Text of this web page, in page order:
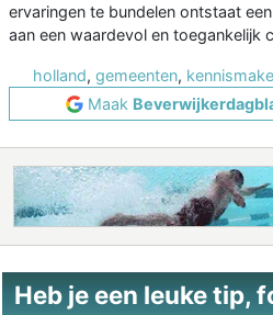
ervaringen te bundelen ontstaat
aan een waardevol en toegankelijk
holland, gemeenten,
Maak
Heb je een leuke tip,